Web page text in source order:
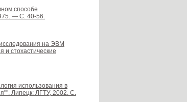
способе
— С. 40-56.
на ЭВМ
стохастические
использования в
Липецк: ЛГТУ, 2002. С.